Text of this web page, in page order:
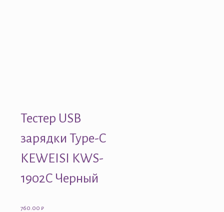
Тестер USB
зарядки Type-C
KEWEISI KWS-
1902C Черный
760.00 ₽